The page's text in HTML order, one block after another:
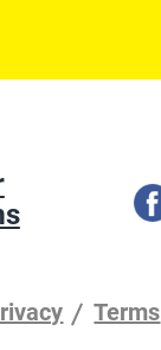
Terms